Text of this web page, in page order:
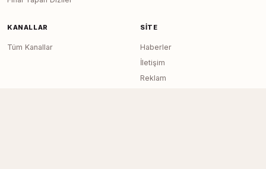
KANALLAR
Tüm Kanallar
SITE
Haberler
İletişim
Reklam